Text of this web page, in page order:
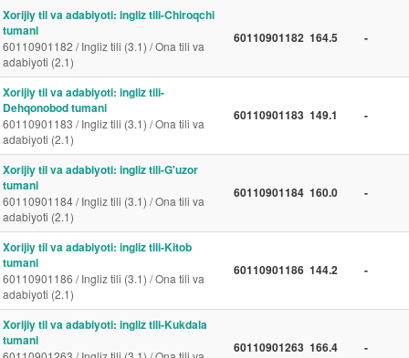
Xorijiy til va adabiyoti: ingliz tili-Chiroqchi
tumani
60110901182 / Ingliz tili (3.1) / Ona tili va
adabiyoti (2.1)
60110901182 164.5 -
Xorijiy til va adabiyoti: ingliz tili-
Dehqonobod tumani
60110901183 / Ingliz tili (3.1) / Ona tili va
adabiyoti (2.1)
60110901183 149.1 -
Xorijiy til va adabiyoti: ingliz tili-G'uzor
tumani
60110901184 / Ingliz tili (3.1) / Ona tili va
adabiyoti (2.1)
60110901184 160.0 -
Xorijiy til va adabiyoti: ingliz tili-Kitob
tumani
60110901186 / Ingliz tili (3.1) / Ona tili va
adabiyoti (2.1)
60110901186 144.2 -
Xorijiy til va adabiyoti: ingliz tili-Kukdala
tumani
60110901263 166.4 -